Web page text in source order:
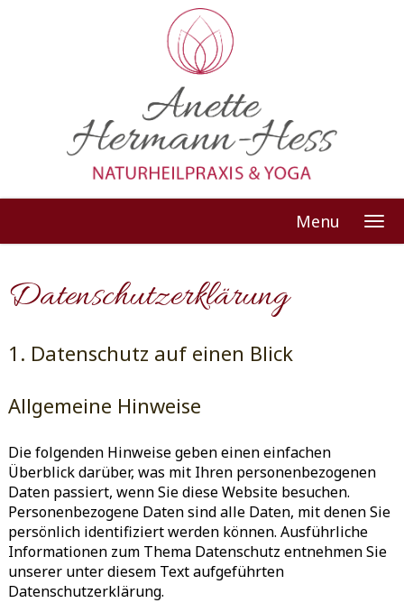
Menu
Datenschutz­erklärung
1. Datenschutz auf einen Blick
Allgemeine Hinweise
Die folgenden Hinweise geben einen einfachen
Überblick darüber, was mit Ihren personenbezogenen
Daten passiert, wenn Sie diese Website besuchen.
Personenbezogene Daten sind alle Daten, mit denen Sie
persönlich identifiziert werden können. Ausführliche
Informationen zum Thema Datenschutz entnehmen Sie
unserer unter diesem Text aufgeführten
Datenschutzerklärung.